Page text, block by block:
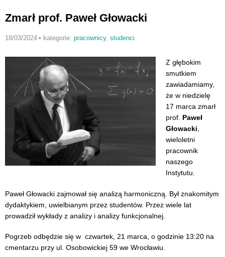
Zmarł prof. Paweł Głowacki
18/03/2024 • kategorie: pracownicy, studenci
Z głębokim
smutkiem
zawiadamiamy,
że w niedzielę
17 marca zmarł
prof. Paweł
Głowacki,
wieloletni
pracownik
naszego
Instytutu.
Paweł Głowacki zajmował się analizą harmoniczną. Był znakomitym
dydaktykiem, uwielbianym przez studentów. Przez wiele lat
prowadził wykłady z analizy i analizy funkcjonalnej.
Pogrzeb odbędzie się w czwartek, 21 marca, o godzinie 13:20 na
cmentarzu przy ul. Osobowickiej 59 we Wrocławiu.